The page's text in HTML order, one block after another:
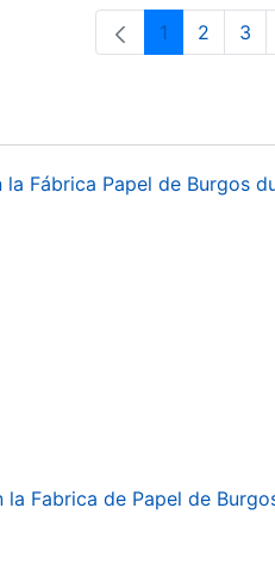
Página
1 Página
2 3
Fábrica Papel de Burgos
Fabrica de Papel de